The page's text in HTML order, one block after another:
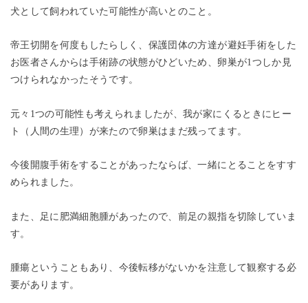
犬として飼われていた可能性が高いとのこと。
帝王切開を何度もしたらしく、保護団体の方達が避妊手術をした
お医者さんからは手術跡の状態がひどいため、卵巣が1つしか見
つけられなかったそうです。
元々1つの可能性も考えられましたが、我が家にくるときにヒー
ト（人間の生理）が来たので卵巣はまだ残ってます。
今後開腹手術をすることがあったならば、一緒にとることをすす
められました。
また、足に肥満細胞腫があったので、前足の親指を切除していま
す。
腫瘍ということもあり、今後転移がないかを注意して観察する必
要があります。